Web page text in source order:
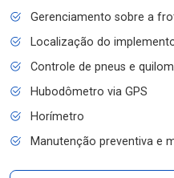
Gerenciamento sobre a
Localização do
Controle de pneus e
Hubodômetro via GPS
Horímetro
Manutenção preventiva e